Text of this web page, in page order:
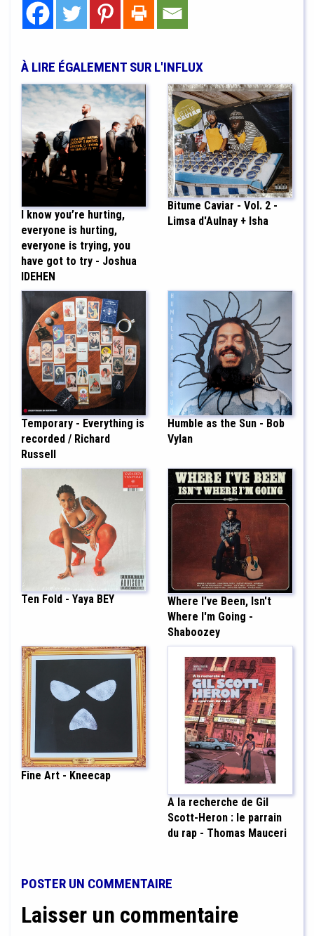
À LIRE ÉGALEMENT SUR L'INFLUX
I know you’re hurting,
everyone is hurting,
everyone is trying, you
have got to try - Joshua
IDEHEN
Bitume Caviar - Vol. 2 -
Limsa d'Aulnay + Isha
Temporary - Everything is
recorded / Richard
Russell
Humble as the Sun - Bob
Vylan
Ten Fold - Yaya BEY
Where I've Been, Isn't
Where I'm Going -
Shaboozey
Fine Art - Kneecap
A la recherche de Gil
Scott-Heron : le parrain
du rap - Thomas Mauceri
POSTER UN COMMENTAIRE
Laisser un commentaire